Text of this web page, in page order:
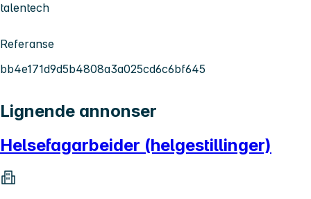
talentech
Referanse
bb4e171d9d5b4808a3a025cd6c6bf645
Lignende annonser
Helsefagarbeider (helgestillinger)